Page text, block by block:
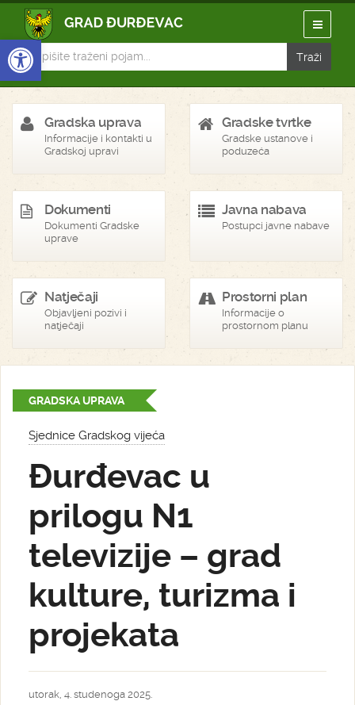
Open toolbar
Gradska uprava
Informacije i kontakti u
Gradskoj upravi
Gradske tvrtke
Gradske ustanove i
poduzeća
Dokumenti
Dokumenti Gradske
uprave
Javna nabava
Postupci javne nabave
Natječaji
Objavljeni pozivi i
natječaji
Prostorni plan
Informacije o
prostornom planu
GRADSKA UPRAVA
Sjednice Gradskog vijeća
Đurđevac u
prilogu N1
televizije – grad
kulture, turizma i
projekata
utorak, 4. studenoga 2025.